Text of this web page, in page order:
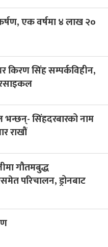
एक वर्षमा ४ लाख २०
किरण सिंह सम्पर्कविहीन,
सिंहदरबारको नाम
राखौं
गौतमबुद्ध
परिचालन, ड्रोनबाट